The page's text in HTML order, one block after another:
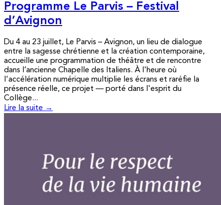
Programme Le Parvis – Festival
d’Avignon
Du 4 au 23 juillet, Le Parvis – Avignon, un lieu de dialogue
entre la sagesse chrétienne et la création contemporaine,
accueille une programmation de théâtre et de rencontre
dans l’ancienne Chapelle des Italiens. À l'heure où
l'accélération numérique multiplie les écrans et raréfie la
présence réelle, ce projet — porté dans l'esprit du
Collège...
Lire la suite →